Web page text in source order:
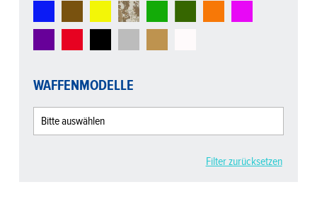
WAFFENMODELLE
Filter zurücksetzen